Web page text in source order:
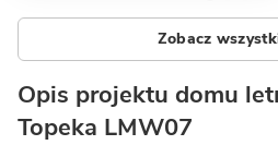
Zobacz
Opis projektu domu
Topeka LMW07